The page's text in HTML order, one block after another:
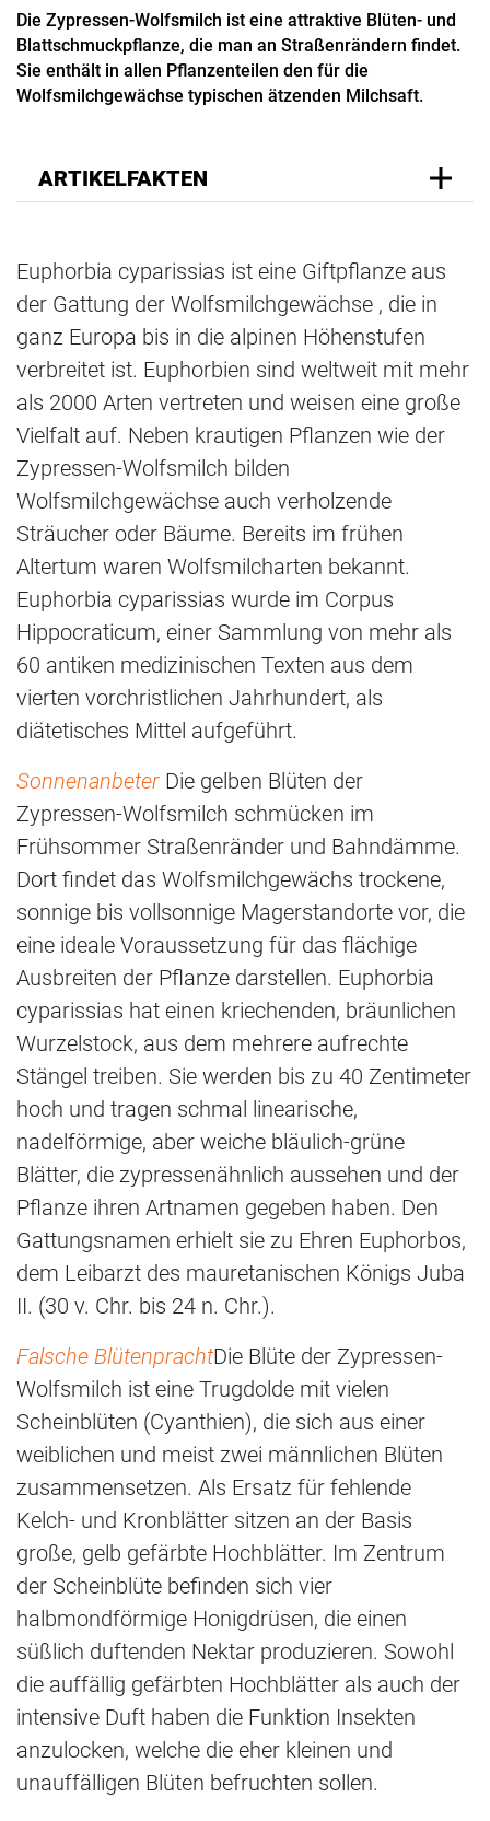
Die Zypressen-Wolfsmilch ist eine attraktive Blüten- und
Blattschmuckpflanze, die man an Straßenrändern findet.
Sie enthält in allen Pflanzenteilen den für die
Wolfsmilchgewächse typischen ätzenden Milchsaft.
ARTIKELFAKTEN
Euphorbia cyparissias ist eine Giftpflanze aus
der Gattung der Wolfsmilchgewächse , die in
ganz Europa bis in die alpinen Höhenstufen
verbreitet ist. Euphorbien sind weltweit mit mehr
als 2000 Arten vertreten und weisen eine große
Vielfalt auf. Neben krautigen Pflanzen wie der
Zypressen-Wolfsmilch bilden
Wolfsmilchgewächse auch verholzende
Sträucher oder Bäume. Bereits im frühen
Altertum waren Wolfsmilcharten bekannt.
Euphorbia cyparissias wurde im Corpus
Hippocraticum, einer Sammlung von mehr als
60 antiken medizinischen Texten aus dem
vierten vorchristlichen Jahrhundert, als
diätetisches Mittel aufgeführt.
Sonnenanbeter Die gelben Blüten der
Zypressen-Wolfsmilch schmücken im
Frühsommer Straßenränder und Bahndämme.
Dort findet das Wolfsmilchgewächs trockene,
sonnige bis vollsonnige Magerstandorte vor, die
eine ideale Voraussetzung für das flächige
Ausbreiten der Pflanze darstellen. Euphorbia
cyparissias hat einen kriechenden, bräunlichen
Wurzelstock, aus dem mehrere aufrechte
Stängel treiben. Sie werden bis zu 40 Zentimeter
hoch und tragen schmal linearische,
nadelförmige, aber weiche bläulich-grüne
Blätter, die zypressenähnlich aussehen und der
Pflanze ihren Artnamen gegeben haben. Den
Gattungsnamen erhielt sie zu Ehren Euphorbos,
dem Leibarzt des mauretanischen Königs Juba
II. (30 v. Chr. bis 24 n. Chr.).
Falsche BlütenprachtDie Blüte der Zypressen-
Wolfsmilch ist eine Trugdolde mit vielen
Scheinblüten (Cyanthien), die sich aus einer
weiblichen und meist zwei männlichen Blüten
zusammensetzen. Als Ersatz für fehlende
Kelch- und Kronblätter sitzen an der Basis
große, gelb gefärbte Hochblätter. Im Zentrum
der Scheinblüte befinden sich vier
halbmondförmige Honigdrüsen, die einen
süßlich duftenden Nektar produzieren. Sowohl
die auffällig gefärbten Hochblätter als auch der
intensive Duft haben die Funktion Insekten
anzulocken, welche die eher kleinen und
unauffälligen Blüten befruchten sollen.